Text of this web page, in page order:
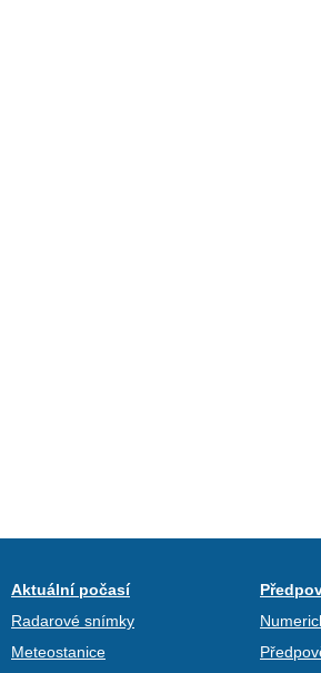
Aktuální počasí
Radarové snímky
Meteostanice